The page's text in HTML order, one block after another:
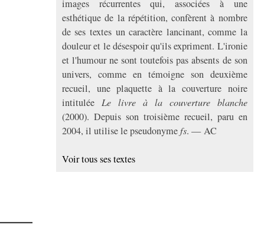
images récurrentes qui, associées à une
esthétique de la répétition, confèrent à nombre
de ses textes un caractère lancinant, comme la
douleur et le désespoir qu'ils expriment. L'ironie
et l'humour ne sont toutefois pas absents de son
univers, comme en témoigne son deuxième
recueil, une plaquette à la couverture noire
intitulée Le livre à la couverture blanche
(2000). Depuis son troisième recueil, paru en
2004, il utilise le pseudonymefs. — AC
Voir tous ses textes